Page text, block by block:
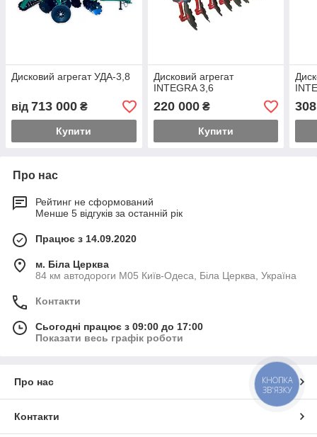
Дисковий агрегат УДА-3,8
від 713 000 ₴
Купити
Дисковий агрегат
INTEGRA 3,6
220 000₴
Купити
Про нас
Рейтинг не сформований
Менше 5 відгуків за останній рік
Працює з 14.09.2020
м. Біла Церква
84 км автодороги М05 Київ-Одеса, Біла Церква, Україна
Контакти
Сьогодні працює з 09:00 до 17:00
Показати весь графік роботи
Про нас
Контакти
КНОПКА
ЗВ'ЯЗКУ